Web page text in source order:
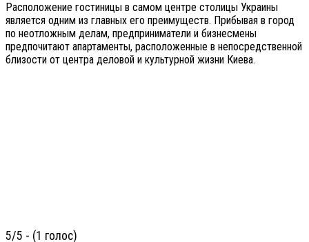
Расположение гостиницы в самом центре столицы Украины
является одним из главных его преимуществ. Прибывая в город
по неотложным делам, предприниматели и бизнесмены
предпочитают апартаменты, расположенные в непосредственной
близости от центра деловой и культурной жизни Киева.
5/5 - (1 голос)